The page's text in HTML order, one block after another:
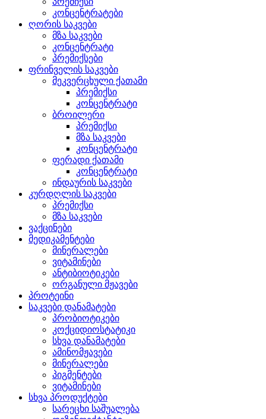
კონცენტრატები
ღორის საკვები
მზა საკვები
კონცენტრატი
პრემიქსები
ფრინველის საკვები
მეკვერცხული ქათამი
პრემიქსი
კონცენტრატი
ბროილერი
პრემიქსი
მზა საკვები
კონცენტრატი
ფერადი ქათამი
კონცენტრატი
ინდაურის საკვები
კურდღლის საკვები
პრემიქსი
მზა საკვები
ვაქცინები
მედიკამენტები
მინერალები
ვიტამინები
ანტიბიოტიკები
ორგანული მჟავები
პროტეინი
საკვები დანამატები
პრობიოტიკები
კოქციდიოსტატიკი
სხვა დანამატები
ამინომჟავები
მინერალები
პიგმენტები
ვიტამინები
სხვა პროდუქტები
სარეცხი საშუალება